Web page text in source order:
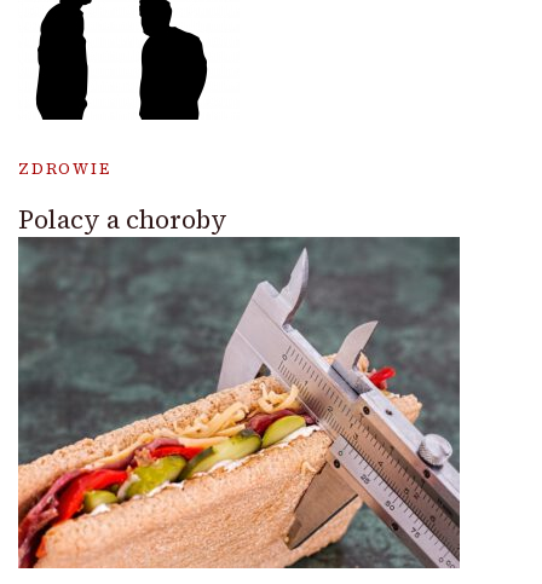
ZDROWIE
Polacy a choroby